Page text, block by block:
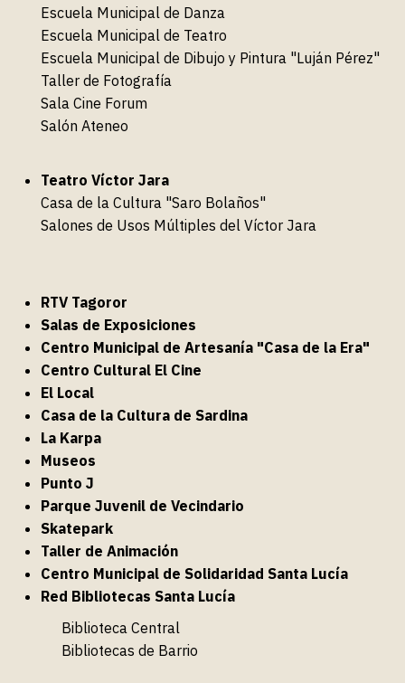
Escuela Municipal de Danza
Escuela Municipal de Teatro
Escuela Municipal de Dibujo y Pintura "Luján Pérez"
Taller de Fotografía
Sala Cine Forum
Salón Ateneo
Teatro Víctor Jara
Casa de la Cultura "Saro Bolaños"
Salones de Usos Múltiples del Víctor Jara
RTV Tagoror
Salas de Exposiciones
Centro Municipal de Artesanía "Casa de la Era"
Centro Cultural El Cine
El Local
Casa de la Cultura de Sardina
La Karpa
Museos
Punto J
Parque Juvenil de Vecindario
Skatepark
Taller de Animación
Centro Municipal de Solidaridad Santa Lucía
Red Bibliotecas Santa Lucía
Biblioteca Central
Bibliotecas de Barrio